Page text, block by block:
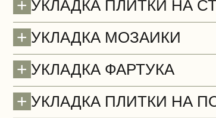
Потолки (демонтаж)
+ УКЛАДКА ПЛИТКИ НА
+ УКЛАДКА МОЗАИКИ
+ УКЛАДКА ФАРТУКА
+ УКЛАДКА ПЛИТКИ НА